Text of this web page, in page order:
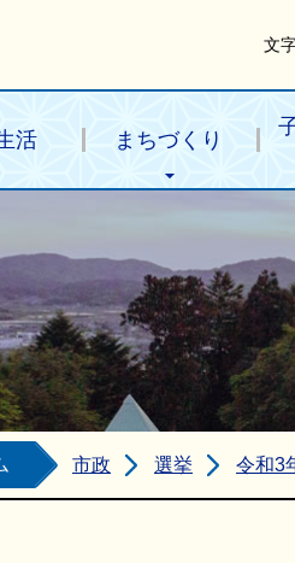
文
活 まちづくり
市政 選挙 令和3